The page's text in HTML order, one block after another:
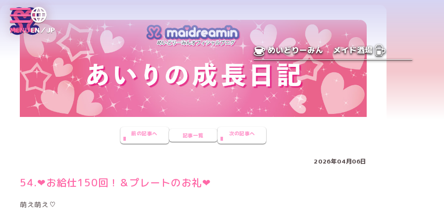
MENUEN／JP
めいどりーみん メイド酒場
前の記事へ 記事一覧 次の記事へ
2026年04月06日
54.‪‪❤︎‬お給仕150回！＆プレートのお礼‪‪❤︎‬
萌え萌え♡